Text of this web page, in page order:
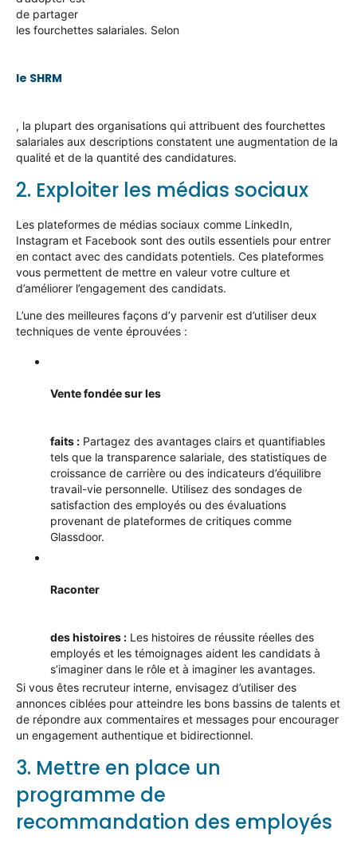
de partager
les fourchettes salariales. Selon
le SHRM
, la plupart des organisations qui attribuent des fourchettes
salariales aux descriptions constatent une augmentation de la
qualité et de la quantité des candidatures.
2. Exploiter les médias sociaux
Les plateformes de médias sociaux comme LinkedIn,
Instagram et Facebook sont des outils essentiels pour entrer
en contact avec des candidats potentiels. Ces plateformes
vous permettent de mettre en valeur votre culture et
d’améliorer l’engagement des candidats.
L’une des meilleures façons d’y parvenir est d’utiliser deux
techniques de vente éprouvées :
Vente fondée sur les
faits : Partagez des avantages clairs et quantifiables
tels que la transparence salariale, des statistiques de
croissance de carrière ou des indicateurs d’équilibre
travail-vie personnelle. Utilisez des sondages de
satisfaction des employés ou des évaluations
provenant de plateformes de critiques comme
Glassdoor.
Raconter
des histoires : Les histoires de réussite réelles des
employés et les témoignages aident les candidats à
s’imaginer dans le rôle et à imaginer les avantages.
Si vous êtes recruteur interne, envisagez d’utiliser des
annonces ciblées pour atteindre les bons bassins de talents et
de répondre aux commentaires et messages pour encourager
un engagement authentique et bidirectionnel.
3. Mettre en place un
programme de
recommandation des employés